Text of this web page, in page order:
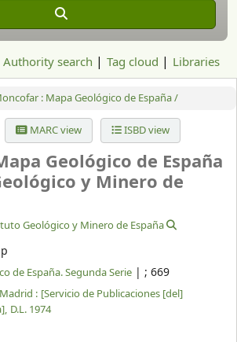
Authority search Tag cloud Libraries
: Mapa Geológico de España /
MARC view ISBD view
Geológico de España
y Minero de
Geológico y Minero de España
de España. Segunda Serie | ; 669
Madrid : [Servicio de Publicaciones [del]
D.L. 1974